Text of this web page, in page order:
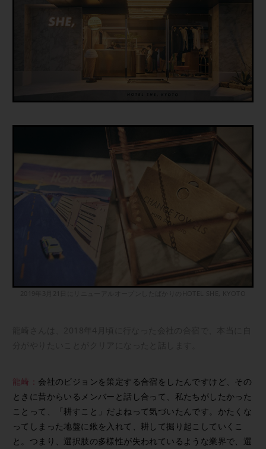
龍崎： 会社のビジョンを策定する合宿をしたんですけど、その
ときに昔からいるメンバーと話し合って、私たちがしたかった
ことって、「耕すこと」だよねって気づいたんです。かたくな
ってしまった地盤に鍬を入れて、耕して掘り起こしていくこ
と。つまり、選択肢の多様性が失われているような業界で、選